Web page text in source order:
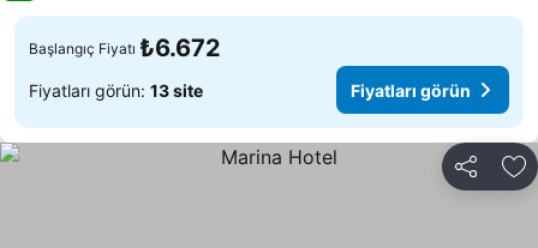
Başlangıç Fiyatı ₺6.672
Fiyatları görün: 13 site Fiyatları görün
Paylaş